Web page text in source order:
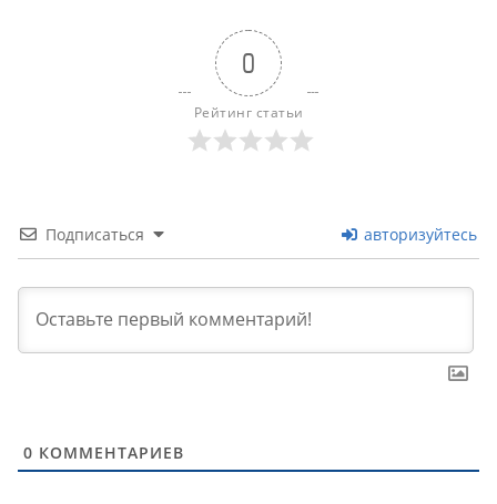
0
Рейтинг статьи
Подписаться авторизуйтесь
0 КОММЕНТАРИЕВ